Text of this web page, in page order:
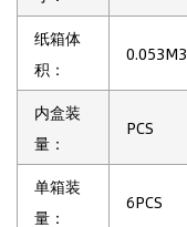
纸箱体
积：
0.053M3
内盒装
量：
PCS
单箱装
量：
6PCS